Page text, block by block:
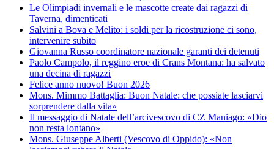
Le Olimpiadi invernali e le mascotte create dai ragazzi di
Taverna, dimenticati
Salvini a Bova e Melito: i soldi per la ricostruzione ci sono,
intervenire subito
Giovanna Russo coordinatore nazionale garanti dei detenuti
Paolo Campolo, il reggino eroe di Crans Montana: ha salvato
una decina di ragazzi
Felice anno nuovo! Buon 2026
Mons. Mimmo Battaglia: Buon Natale: che possiate lasciarvi
sorprendere dalla vita»
Il messaggio di Natale dell’arcivescovo di CZ Maniago: «Dio
non resta lontano»
Mons. Giuseppe Alberti (Vescovo di Oppido): «Non